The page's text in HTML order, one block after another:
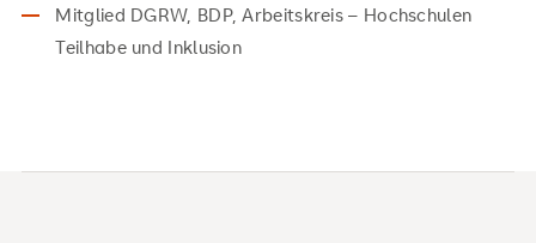
Mitglied DGRW, BDP, Arbeitskreis – Hochschulen
Teilhabe und Inklusion